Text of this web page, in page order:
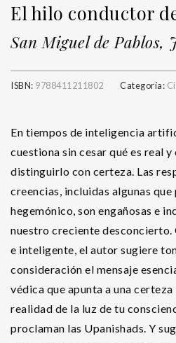
El hilo conductor
San Miguel de Pablos,
ISBN: 9788411211802 Categoría:
En tiempos de inteligencia
cuestiona sin cesar qué es real
distinguirlo con certeza. Las
creencias, incluidas algunas
hegemónico, son engañosas e
nuestro creciente desconcierto.
e inteligente, el autor sugiere
consideración el mensaje
védica que apunta a una
realidad de la luz de tu
proclaman las Upanishads. Y